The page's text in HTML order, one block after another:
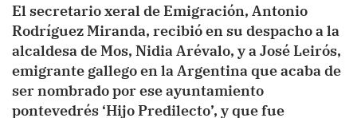
El secretario xeral de Emigración, Antonio
Rodríguez Miranda, recibió en su despacho a la
alcaldesa de Mos, Nidia Arévalo, y a José Leirós,
emigrante gallego en la Argentina que acaba de
ser nombrado por ese ayuntamiento
pontevedrés ‘Hijo Predilecto’, y que fue